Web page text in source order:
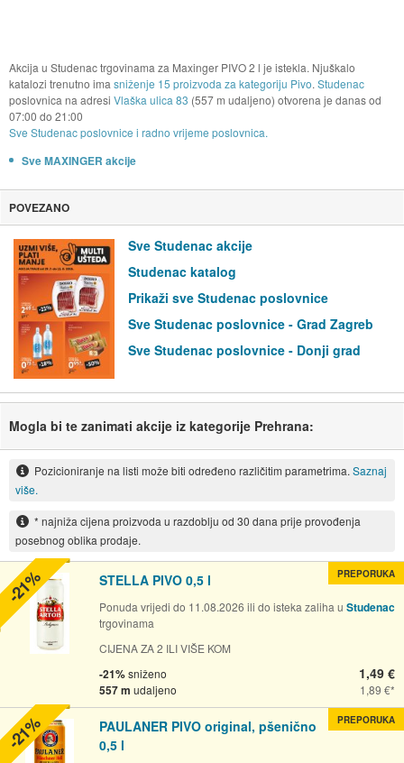
Akcija u Studenac trgovinama za Maxinger PIVO 2 l je istekla. Njuškalo
katalozi trenutno ima sniženje 15 proizvoda za kategoriju Pivo. Studenac
poslovnica na adresi Vlaška ulica 83 (557 m udaljeno) otvorena je danas od
07:00 do 21:00
Sve Studenac poslovnice i radno vrijeme poslovnica.
Sve MAXINGER akcije
POVEZANO
Sve Studenac akcije
Studenac katalog
Prikaži sve Studenac poslovnice
Sve Studenac poslovnice - Grad Zagreb
Sve Studenac poslovnice - Donji grad
Mogla bi te zanimati akcije iz kategorije Prehrana:
Pozicioniranje na listi može biti određeno različitim parametrima. Saznaj
više.
* najniža cijena proizvoda u razdoblju od 30 dana prije provođenja
posebnog oblika prodaje.
STELLA PIVO 0,5 l
Ponuda vrijedi do 11.08.2026 ili do isteka zaliha u Studenac
trgovinama
CIJENA ZA 2 ILI VIŠE KOM
-21%sniženo
557 m udaljeno
1,49 €
1,89 €
PREPORUKA
-21%
PAULANER PIVO original, pšenično
0,5 l
PREPORUKA
-21%